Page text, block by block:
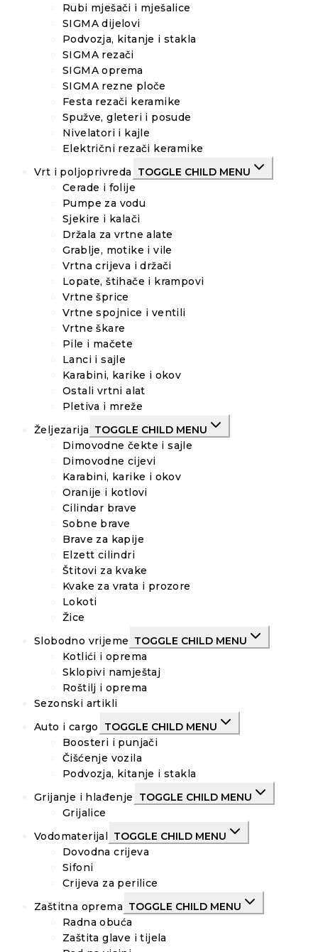
Rubi mješači i mješalice
SIGMA dijelovi
Podvozja, kitanje i stakla
SIGMA rezači
SIGMA oprema
SIGMA rezne ploče
Festa rezači keramike
Spužve, gleteri i posude
Nivelatori i kajle
Električni rezači keramike
Vrt i poljoprivreda
TOGGLE CHILD MENU
Cerade i folije
Pumpe za vodu
Sjekire i kalači
Držala za vrtne alate
Grablje, motike i vile
Vrtna crijeva i držači
Lopate, štihače i krampovi
Vrtne šprice
Vrtne spojnice i ventili
Vrtne škare
Pile i mačete
Lanci i sajle
Karabini, karike i okov
Ostali vrtni alat
Pletiva i mreže
Željezarija TOGGLE CHILD MENU
Dimovodne čekte i sajle
Dimovodne cijevi
Karabini, karike i okov
Oranije i kotlovi
Cilindar brave
Sobne brave
Brave za kapije
Elzett cilindri
Štitovi za kvake
Kvake za vrata i prozore
Lokoti
Žice
Slobodno vrijeme TOGGLE CHILD MENU
Kotlići i oprema
Sklopivi namještaj
Roštilj i oprema
Sezonski artikli
Auto i cargo
TOGGLE CHILD MENU
Boosteri i punjači
Čišćenje vozila
Podvozja, kitanje i stakla
Grijanje i hlađenje
TOGGLE CHILD MENU
Grijalice
Vodomaterijal TOGGLE CHILD MENU
Dovodna crijeva
Sifoni
Crijeva za perilice
Zaštitna oprema TOGGLE CHILD MENU
Radna obuća
Zaštita glave i tijela